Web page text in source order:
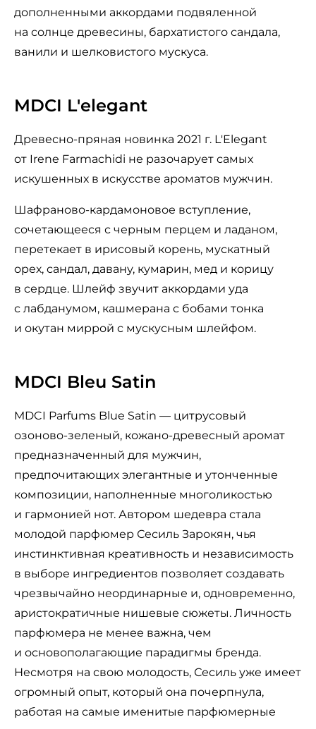
дополненными аккордами подвяленной
на солнце древесины, бархатистого сандала,
ванили и шелковистого мускуса.
MDCI L'elegant
Древесно-пряная новинка 2021 г. L'Elegant
от Irene Farmachidi не разочарует самых
искушенных в искусстве ароматов мужчин.
Шафраново-кардамоновое вступление,
сочетающееся с черным перцем и ладаном,
перетекает в ирисовый корень, мускатный
орех, сандал, давану, кумарин, мед и корицу
в сердце. Шлейф звучит аккордами уда
с лабданумом, кашмерана с бобами тонка
и окутан миррой с мускусным шлейфом.
MDCI Bleu Satin
MDCI Parfums Blue Satin — цитрусовый
озоново-зеленый, кожано-древесный аромат
предназначенный для мужчин,
предпочитающих элегантные и утонченные
композиции, наполненные многоликостью
и гармонией нот. Автором шедевра стала
молодой парфюмер Сесиль Зарокян, чья
инстинктивная креативность и независимость
в выборе ингредиентов позволяет создавать
чрезвычайно неординарные и, одновременно,
аристократичные нишевые сюжеты. Личность
парфюмера не менее важна, чем
и основополагающие парадигмы бренда.
Несмотря на свою молодость, Сесиль уже имеет
огромный опыт, который она почерпнула,
работая на самые именитые парфюмерные